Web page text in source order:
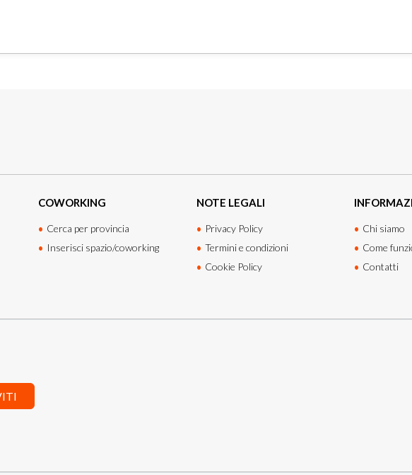
COWORKING
Cerca per provincia
Inserisci spazio/coworking
NOTE LEGALI
Privacy Policy
Termini e condizioni
Cookie Policy
Chi siamo
Come
Contatti